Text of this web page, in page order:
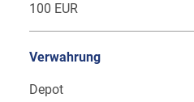
100 EUR
Verwahrung
Depot